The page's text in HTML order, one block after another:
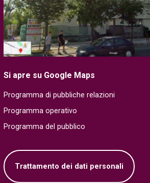
Si apre su Google Maps
Programma di pubbliche relazioni
Programma operativo
Programma del pubblico
Trattamento dei dati personali